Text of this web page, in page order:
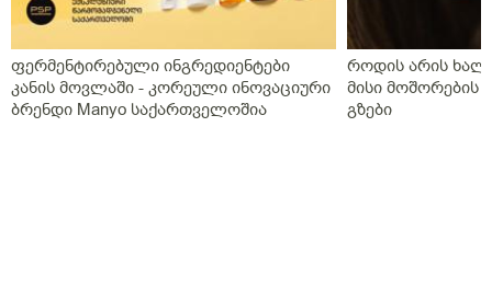
ფერმენტირებული ინგრედიენტები
კანის მოვლაში - კორეული ინოვაციური
ბრენდი Manyo საქართველოშია
როდის არის
მისი მოშორების
გზები